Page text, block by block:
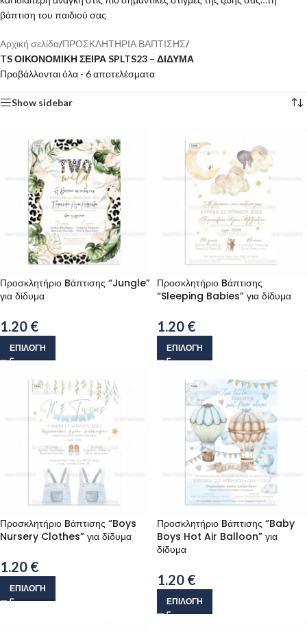
βάπτιση του παιδιού σας
Αρχική σελίδα/ΠΡΟΣΚΛΗΤΗΡΙΑ ΒΑΠΤΙΣΗΣ/
TS ΟΙΚΟΝΟΜΙΚΗ ΣΕΙΡΑ SPLTS23 – ΔΙΔΥΜΑ
Προβάλλονται όλα - 6 αποτελέσματα
Show sidebar
Προσκλητήριο Bάπτισης “Jungle”
για δίδυμα
1.20 €
ΕΠΙΛΟΓΉ
Προσκλητήριο Bάπτισης
“Sleeping Babies” για δίδυμα
1.20 €
ΕΠΙΛΟΓΉ
Προσκλητήριο Bάπτισης “Boys
Nursery Clothes” για δίδυμα
1.20 €
ΕΠΙΛΟΓΉ
Προσκλητήριο Bάπτισης “Baby
Boys Hot Air Balloon” για
δίδυμα
1.20 €
ΕΠΙΛΟΓΉ